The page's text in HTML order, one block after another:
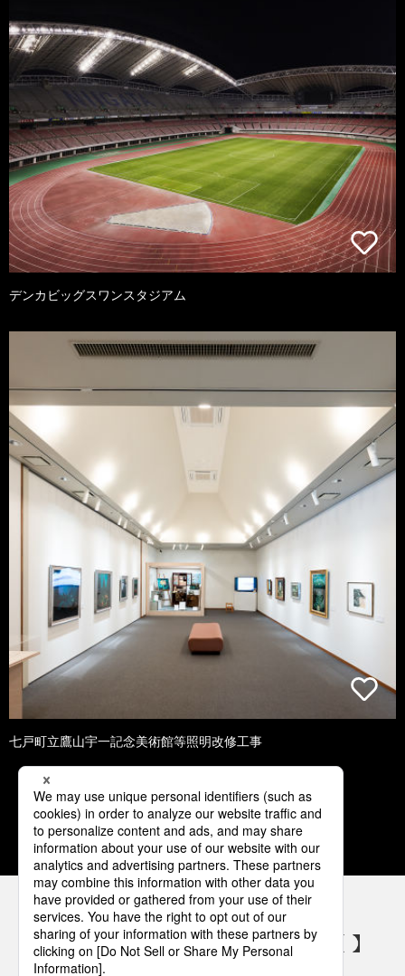
デンカビッグスワンスタジアム
七戸町立鷹山宇一記念美術館等照明改修工事
1 2 3 4 5
パナソニックの電気設備 SNSアカウント